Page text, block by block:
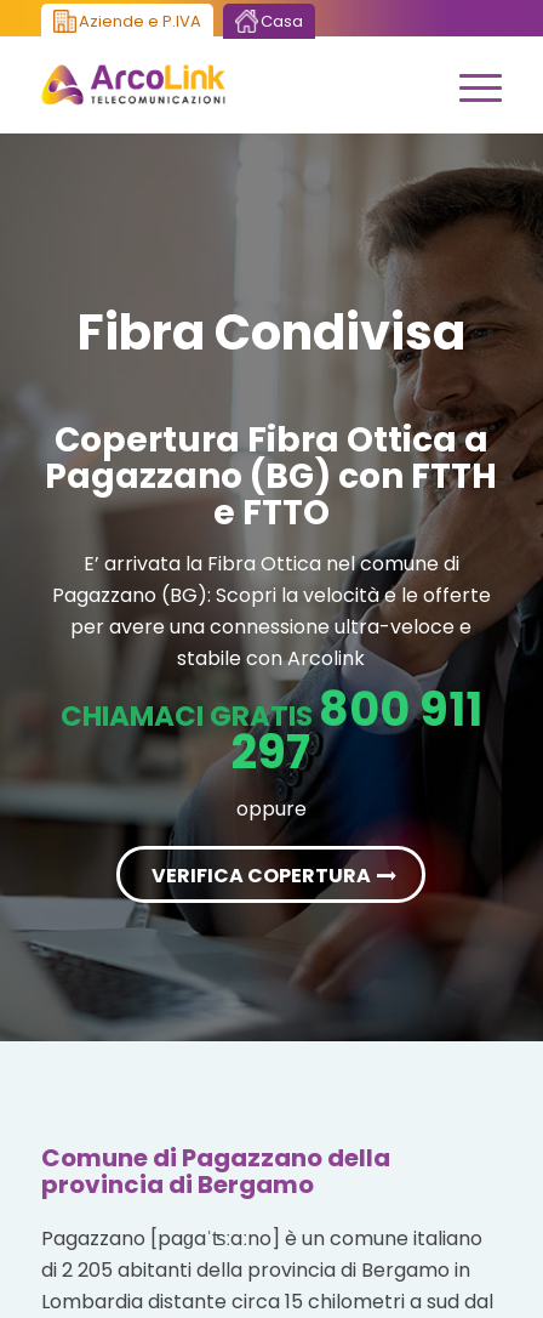
Aziende e P.IVA Casa
Fibra Condivisa
Copertura Fibra Ottica a
Pagazzano (BG) con FTTH
e FTTO
E’ arrivata la Fibra Ottica nel comune di
Pagazzano (BG): Scopri la velocità e le offerte
per avere una connessione ultra-veloce e
stabile con Arcolink
CHIAMACI GRATIS800 911
297
oppure
VERIFICA COPERTURA
Comune di Pagazzano della
provincia di Bergamo
Pagazzano [paɡaˈʦːaːno] è un comune italiano
di 2 205 abitanti della provincia di Bergamo in
Lombardia distante circa 15 chilometri a sud dal